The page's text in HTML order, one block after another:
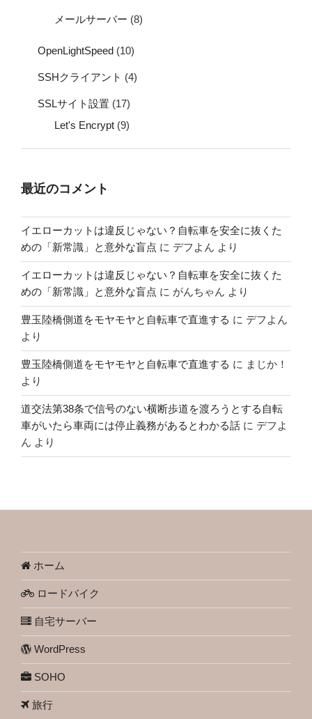
メールサーバー (8)
OpenLightSpeed (10)
SSHクライアント (4)
SSLサイト設置 (17)
Let's Encrypt (9)
最近のコメント
イエローカットは違反じゃない？自転車を安全に抜くた
めの「新常識」と意外な盲点 に デフよん より
イエローカットは違反じゃない？自転車を安全に抜くた
めの「新常識」と意外な盲点 に がんちゃん より
豊玉陸橋側道をモヤモヤと自転車で直進する に デフよん
より
豊玉陸橋側道をモヤモヤと自転車で直進する に まじか！
より
道交法第38条で信号のない横断歩道を渡ろうとする自転
車がいたら車両には停止義務があるとわかる話 に デフよ
ん より
ホーム
ロードバイク
自宅サーバー
WordPress
SOHO
旅行